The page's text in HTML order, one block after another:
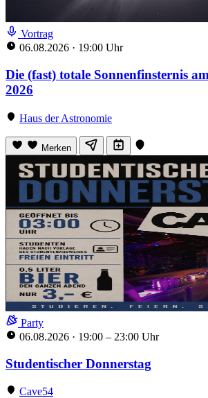
Vortrag
06.08.2026 · 19:00 Uhr
Die (fast) totale Sonnenfinsternis
2026
Haus der Astronomie
Merken
Party
06.08.2026 · 19:00 – 23:00 Uhr
Studentischer Donnerstag
Cave54